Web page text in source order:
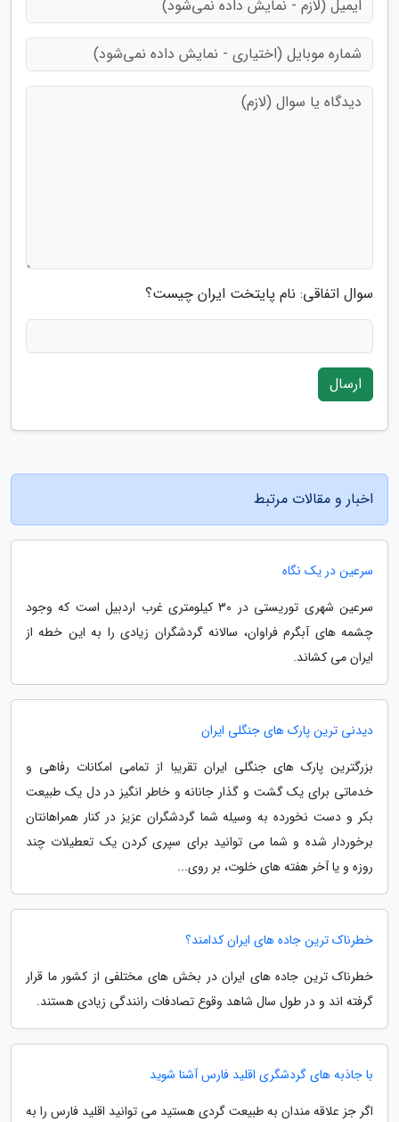
سوال اتفاقی: نام پایتخت ایران چیست؟
ارسال
اخبار و مقالات مرتبط
سرعین در یک نگاه
سرعین شهری توریستی در 30 کیلومتری غرب اردبیل است که وجود
چشمه های آبگرم فراوان، سالانه گردشگران زیادی را به این خطه از
ایران می کشاند.
دیدنی ترین پارک های جنگلی ایران
بزرگترین پارک های جنگلی ایران تقریبا از تمامی امکانات رفاهی و
خدماتی برای یک گشت و گذار جانانه و خاطر انگیز در دل یک طبیعت
بکر و دست نخورده به وسیله شما گردشگران عزیز در کنار همراهانتان
برخوردار شده و شما می توانید برای سپری کردن یک تعطیلات چند
روزه و یا آخر هفته های خلوت، بر روی...
خطرناک ترین جاده های ایران کدامند؟
خطرناک ترین جاده های ایران در بخش های مختلفی از کشور ما قرار
گرفته اند و در طول سال شاهد وقوع تصادفات رانندگی زیادی هستند.
با جاذبه های گردشگری اقلید فارس آشنا شوید
اگر جز علاقه مندان به طبیعت گردی هستید می توانید اقلید فارس را به